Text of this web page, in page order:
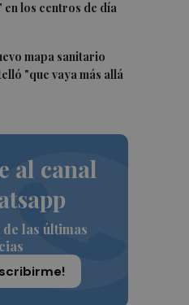
en los centros de día
mapa sanitario
"que vaya más allá
al canal
las últimas